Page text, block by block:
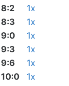
8:2
1x
8:3
1x
9:0
1x
9:3
1x
9:6
1x
10:0
1x